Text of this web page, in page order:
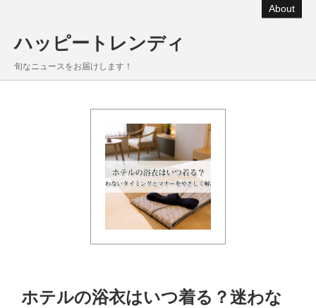
About
ハッピートレンディ
旬なニュースをお届けします！
ホテルの浴衣はいつ着る？迷わな